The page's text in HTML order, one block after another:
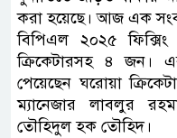
করা হয়েছে। আজ এক
বিপিএল ২০২৫ ফিক্সিং
ক্রিকেটারসহ ৪ জন। এর
পেয়েছেন ঘরোয়া
ম্যানেজার লাবলুর
তৌহিদুল হক তৌহিদ।